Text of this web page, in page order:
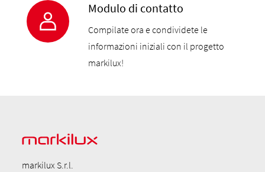
Modulo di contatto
Compilate ora e condividete le
informazioni iniziali con il progetto
markilux!
markilux S.r.l.